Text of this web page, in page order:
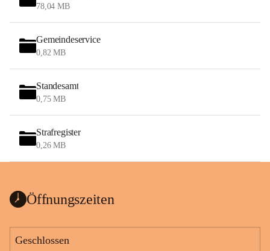
78,04 MB
Gemeindeservice
0,82 MB
Standesamt
0,75 MB
Strafregister
0,26 MB
Öffnungszeiten
Geschlossen